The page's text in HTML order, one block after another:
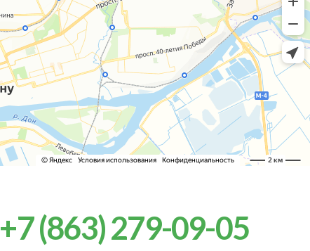
+7 (863) 279-09-05